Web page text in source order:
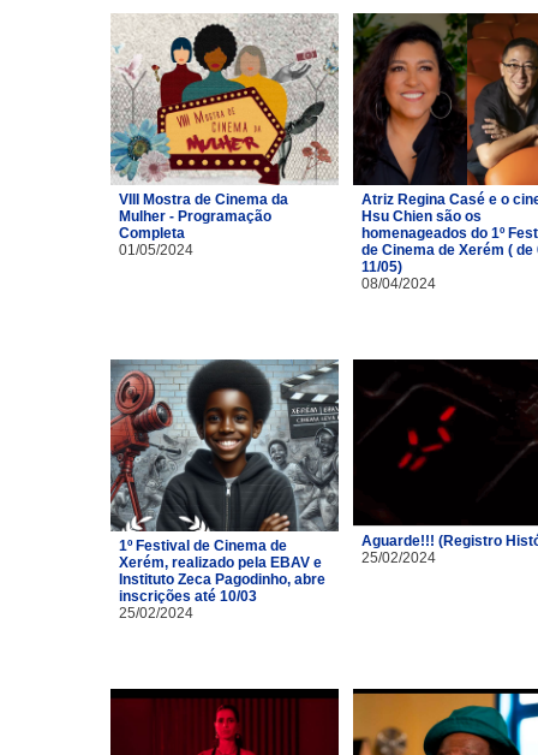
VIII Mostra de Cinema da
Mulher - Programação
Completa
01/05/2024
Atriz Regina Casé e o
Hsu Chien são os
homenageados do 1º
de Cinema de Xerém ( de
11/05)
08/04/2024
1º Festival de Cinema de
Xerém, realizado pela EBAV e
Instituto Zeca Pagodinho, abre
inscrições até 10/03
25/02/2024
Aguarde!!! (Registro
25/02/2024